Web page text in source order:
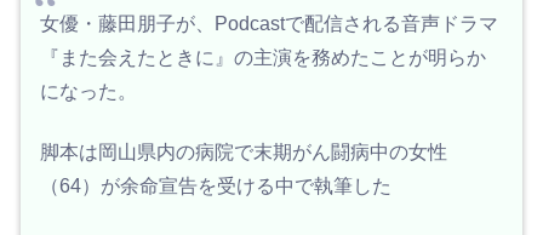
女優・藤田朋子が、Podcastで配信される音声ドラマ
『また会えたときに』の主演を務めたことが明らか
になった。
脚本は岡山県内の病院で末期がん闘病中の女性
（64）が余命宣告を受ける中で執筆した